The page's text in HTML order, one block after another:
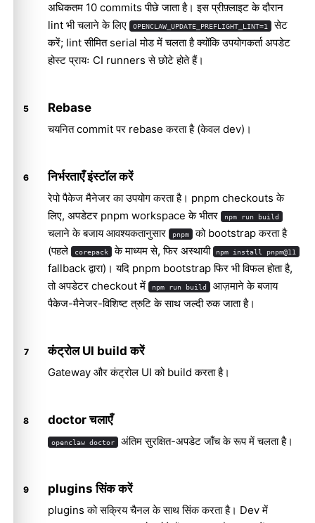
अधिकतम 10 commits पीछे जाता है। इस प्रीफ़्लाइट के दौरान
lint भी चलाने के लिए
OPENCLAW_UPDATE_PREFLIGHT_LINT=1 सेट
करें; lint सीमित serial मोड में चलता है क्योंकि उपयोगकर्ता अपडेट
होस्ट प्रायः CI runners से छोटे होते हैं।
Rebase
चयनित commit पर rebase करता है (केवल dev)।
निर्भरताएँ इंस्टॉल करें
रेपो पैकेज मैनेजर का उपयोग करता है। pnpm checkouts के
लिए, अपडेटर pnpm workspace के भीतर
npm run build
चलाने के बजाय आवश्यकतानुसार pnpm को bootstrap करता है
(पहले
corepack के माध्यम से, फिर अस्थायी npm install pnpm@11
fallback द्वारा)। यदि pnpm bootstrap फिर भी विफल होता है,
तो अपडेटर checkout में
npm run build आज़माने के बजाय
पैकेज-मैनेजर-विशिष्ट त्रुटि के साथ जल्दी रुक जाता है।
कंट्रोल UI build करें
Gateway और कंट्रोल UI को build करता है।
doctor चलाएँ
openclaw doctor अंतिम सुरक्षित-अपडेट जाँच के रूप में चलता है।
plugins सिंक करें
plugins को सक्रिय चैनल के साथ सिंक करता है। Dev में